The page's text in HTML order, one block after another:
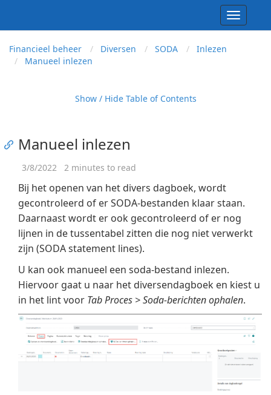
Toggle
Financieel beheer
Diversen SODA
Inlezen
Manueel inlezen
Show / Hide Table of Contents
Manueel inlezen
3/8/2022 2 minutes to read
Bij het openen van het divers dagboek, wordt
gecontroleerd of er SODA-bestanden klaar staan.
Daarnaast wordt er ook gecontroleerd of er nog
lijnen in de tussentabel zitten die nog niet verwerkt
zijn (SODA statement lines).
U kan ook manueel een soda-bestand inlezen.
Hiervoor gaat u naar het diversendagboek en kiest u
in het lint voor Tab Proces > Soda-berichten ophalen.